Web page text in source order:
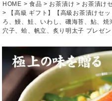
HOME 食品 お茶漬け
お茶漬け
【高級 ギフト】【高級お茶漬けセ
ろ、鰻、鮭、いわし、磯海苔、鮎、焼
穴子、蛤、帆立、炙り明太子 プレゼ